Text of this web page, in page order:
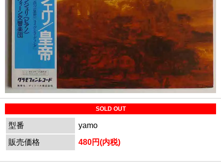
SOLD OUT
型番
yamo
販売価格
480円(内税)